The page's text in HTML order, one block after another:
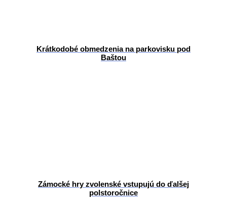
Krátkodobé obmedzenia na parkovisku pod
Baštou
Zámocké hry zvolenské vstupujú do ďalšej
polstoročnice